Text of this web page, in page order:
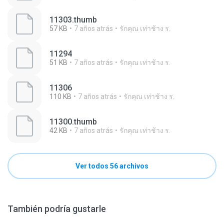
11303.thumb
57 KB 7 años atrás รักคุณ เท่าช้าง ร.
11294
51 KB 7 años atrás รักคุณ เท่าช้าง ร.
11306
110 KB 7 años atrás รักคุณ เท่าช้าง ร.
11300.thumb
42 KB 7 años atrás รักคุณ เท่าช้าง ร.
Ver todos 56 archivos
También podría gustarle